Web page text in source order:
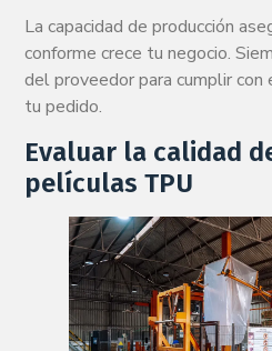
La capacidad de producción
conforme crece tu negocio.
del proveedor para cumplir
tu pedido.
Evaluar la calidad
películas TPU